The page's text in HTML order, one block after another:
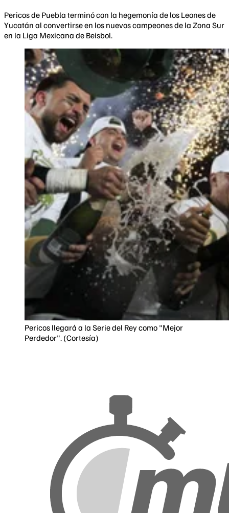
Pericos de Puebla terminó con la hegemonía de los Leones de
Yucatán al convertirse en los nuevos campeones de la Zona Sur
en la Liga Mexicana de Beisbol.
Pericos llegará a la Serie del Rey como "Mejor
Perdedor". (Cortesía)